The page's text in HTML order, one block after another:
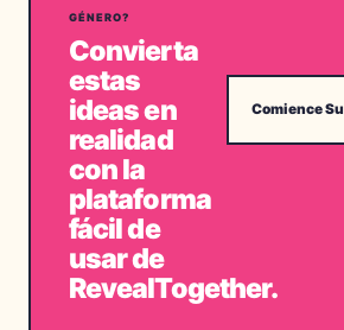
GÉNERO?
Convierta
estas
ideas en
realidad
con la
plataforma
fácil de
usar de
RevealTogether.
Comience